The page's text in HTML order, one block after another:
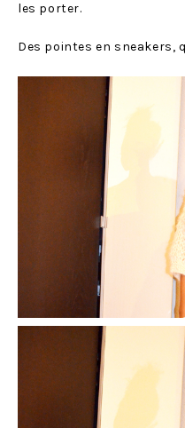
les porter.
Des pointes en sneakers,